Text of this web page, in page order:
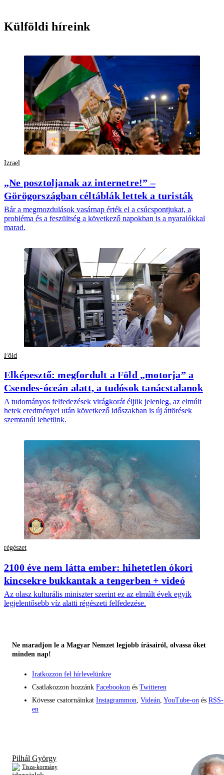
Külföldi híreink
Izrael
„Ne posztoljanak az internetre!” –
Görögországban céltáblák lettek a turisták
Bár a megmozdulások vasárnap érték el a csúcspontjukat, a
probléma és a feszültség a következő napokban is a nyaralókkal
marad.
Föld
Elképesztő: megfordult a Föld „motorja” a
Csendes-óceán alatt, a tudósok tanácstalanok
A tudományos felfedezések virágkorát éljük jelenleg, az elmúlt
hetek eredményei után következő időszakban is új áttörések
szemtanúi lehetünk.
régészet
2100 éve nem látta ember: hihetetlen ókori
kincsekre bukkantak a tengerben + videó
Az olasz kulturális miniszter szerint ez az elmúlt évek egyik
legjelentősebb víz alatti régészeti felfedezése.
Ne maradjon le a Magyar Nemzet legjobb írásairól, olvassa őket
minden nap!
Iratkozzon fel hírlevelünkre
Csatlakozzon hozzánk Facebookon és Twitteren
Kövesse csatornáinkat Instagrammon Videán YouTube-on és RSS-
en
Pilhál György
Tisza-kormány